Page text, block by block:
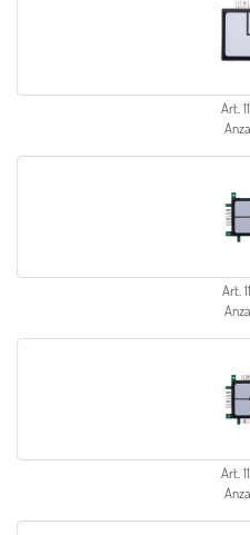
Art.
Art.
Art.